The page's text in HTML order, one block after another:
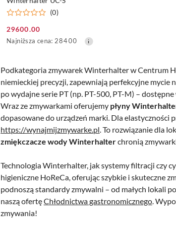
(0)
Cena
promocyjna:
29600.00
Najniższa
30
dni
przed
obniżką
Najniższa cena: 28400
Podkategoria zmywarek Winterhalter w Centrum
niemieckiej precyzji, zapewniają perfekcyjne mycie
po wydajne serie PT (np. PT-500, PT-M) –
Wraz ze zmywarkami oferujemy płyny
dopasowane do urządzeń marki. Dla elastyczności
https://wynajmijzmywarke.pl . To rozwiązanie dla
zmiękczacze wody Winterhalterchronią
Technologia Winterhalter, jak systemy filtracji czy
higieniczne HoReCa, oferując szybkie i skuteczne
podnoszą standardy zmywalni – od małych lokali
naszą ofertęChłodnictwa gastronomicznego .
zmywania!